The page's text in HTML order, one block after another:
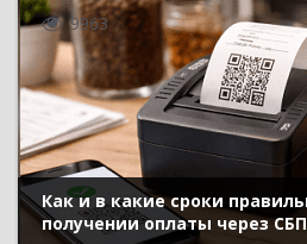
9963
Как и в какие сроки
получении оплаты через СБП